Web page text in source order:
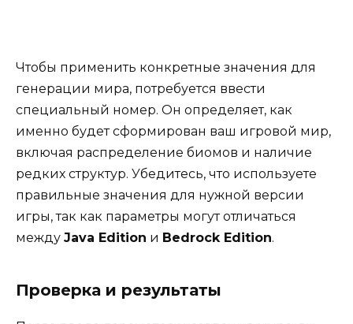
Чтобы применить конкретные значения для
генерации мира, потребуется ввести
специальный номер. Он определяет, как
именно будет сформирован ваш игровой мир,
включая распределение биомов и наличие
редких структур. Убедитесь, что используете
правильные значения для нужной версии
игры, так как параметры могут отличаться
между Java Edition и Bedrock Edition.
Проверка и результаты